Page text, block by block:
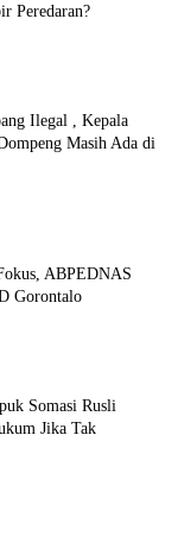
Peredaran?
Ilegal , Kepala
Masih Ada di
ABPEDNAS
Gorontalo
Somasi Rusli
Jika Tak